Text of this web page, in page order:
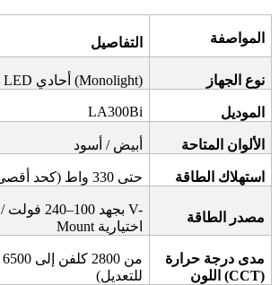
المواصفة التفاصيل
نوع الجهاز LED أحادي (Monolight)
الموديل LA300Bi
الألوان المتاحة أبيض / أسود
استهلاك الطاقة حتى 330 واط (كحد أقصى)
مصدر الطاقة
بجهد 100–240 فولت / بطارية V-
Mount اختيارية
مدى درجة حرارة
اللون (CCT)
للتعديل)